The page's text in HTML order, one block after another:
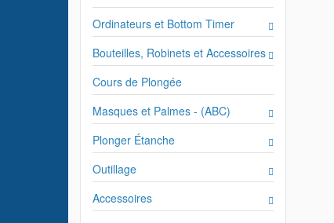
Ordinateurs et Bottom Timer
Bouteilles, Robinets et Accessoires
Cours de Plongée
Masques et Palmes - (ABC)
Plonger Étanche
Outillage
Accessoires